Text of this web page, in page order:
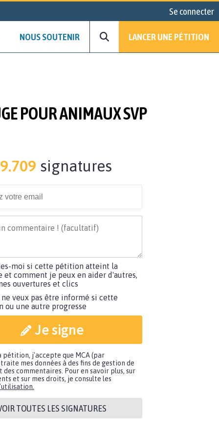
Se connecter
NOUS SOUTENIR LANCER UNE PÉTITION
POUR ANIMAUX SVP
signatures
moi si cette pétition atteint la
et comment je peux en aider d'autres,
ouvertures et clics
ne veux pas être informé si cette
ou une autre progresse
Je signe
pétition, j'accepte que MCA (par
mes données à des fins de gestion de
des commentaires. Pour en savoir plus, sur
et sur mes droits, je consulte les
TOUTES LES SIGNATURES